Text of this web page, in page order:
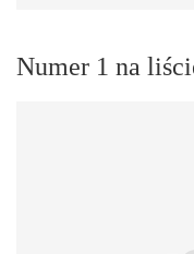
Numer 1 na